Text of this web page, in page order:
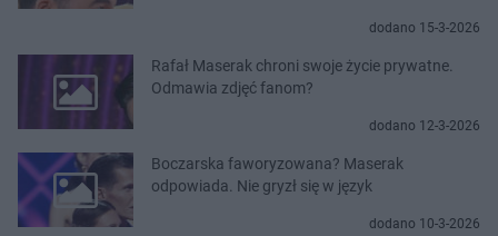
dodano 15-3-2026
Rafał Maserak chroni swoje życie prywatne.
Odmawia zdjęć fanom?
dodano 12-3-2026
Boczarska faworyzowana? Maserak
odpowiada. Nie gryzł się w język
dodano 10-3-2026